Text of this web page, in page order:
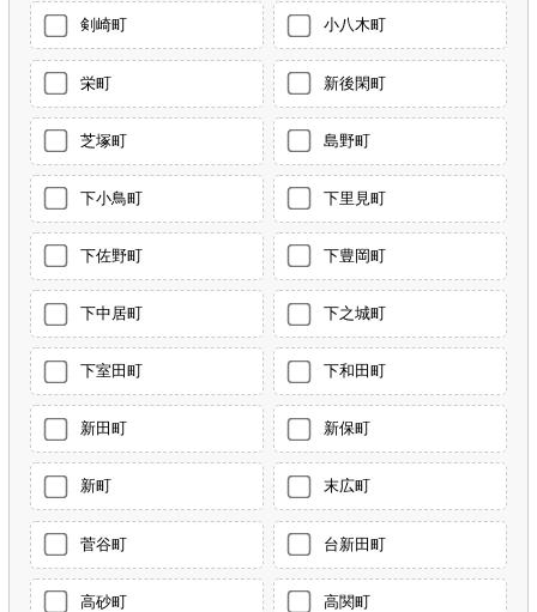
剣崎町 小八木町
栄町 新後閑町
芝塚町 島野町
下小鳥町 下里見町
下佐野町 下豊岡町
下中居町 下之城町
下室田町 下和田町
新田町 新保町
新町 末広町
菅谷町 台新田町
高砂町 高関町